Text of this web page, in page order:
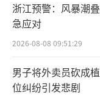
浙江预警：风暴潮
急应对
2026-08-08 09:51:29
男子将外卖员砍成
位纠纷引发悲剧